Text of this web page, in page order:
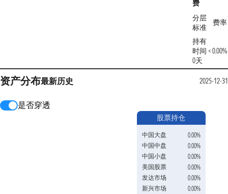
费
分层
标准
费率
持有
时间 <
0天
0.00%
资产分布最新历史 2025-12-31
是否穿透
股票持仓
中国大盘
0.00%
中国中盘
0.00%
中国小盘
0.00%
美国股票
0.00%
发达市场
0.00%
新兴市场
0.00%